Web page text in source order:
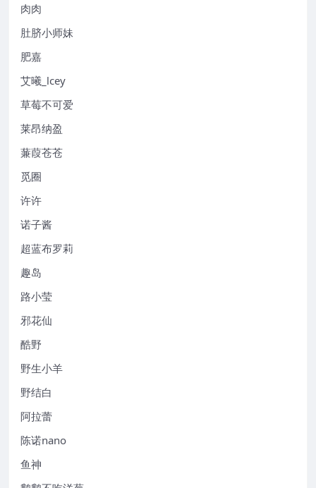
肉肉
肚脐小师妹
肥嘉
艾曦_lcey
草莓不可爱
莱昂纳盈
蒹葭苍苍
觅圈
许许
诺子酱
超蓝布罗莉
趣岛
路小莹
邪花仙
酷野
野生小羊
野结白
阿拉蕾
陈诺nano
鱼神